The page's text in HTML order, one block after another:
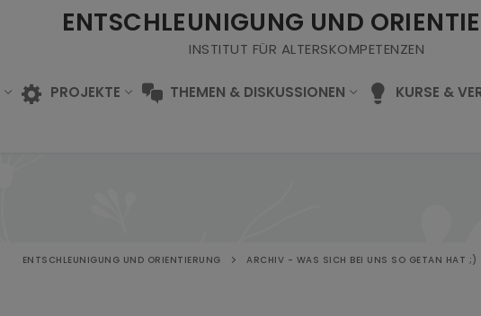
ENTSCHLEUNIGUNG UND
INSTITUT FÜR ALTERSKOMPETENZEN
PROJEKTE THEMEN & DISKUSSIONEN KURSE &
ENTSCHLEUNIGUNG UND ORIENTIERUNG ARCHIV - WAS SICH BEI UNS SO GETAN HAT ;)